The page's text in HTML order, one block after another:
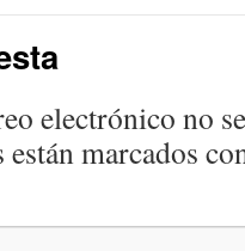
electrónico no
marcados